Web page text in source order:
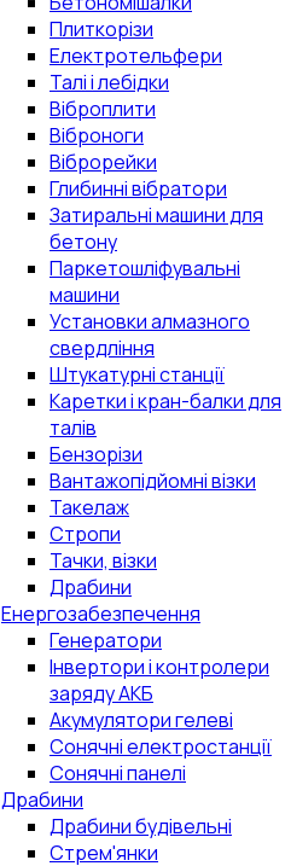
Плиткорізи
Електротельфери
Талі і лебідки
Віброплити
Віброноги
Віброрейки
Глибинні вібратори
Затиральні машини для
бетону
Паркетошліфувальні
машини
Установки алмазного
свердління
Штукатурні станції
Каретки і кран-балки для
талів
Бензорізи
Вантажопідйомні візки
Такелаж
Стропи
Тачки, візки
Драбини
Енергозабезпечення
Генератори
Інвертори і контролери
заряду АКБ
Акумулятори гелеві
Сонячні електростанції
Сонячні панелі
Драбини
Драбини будівельні
Стрем'янки